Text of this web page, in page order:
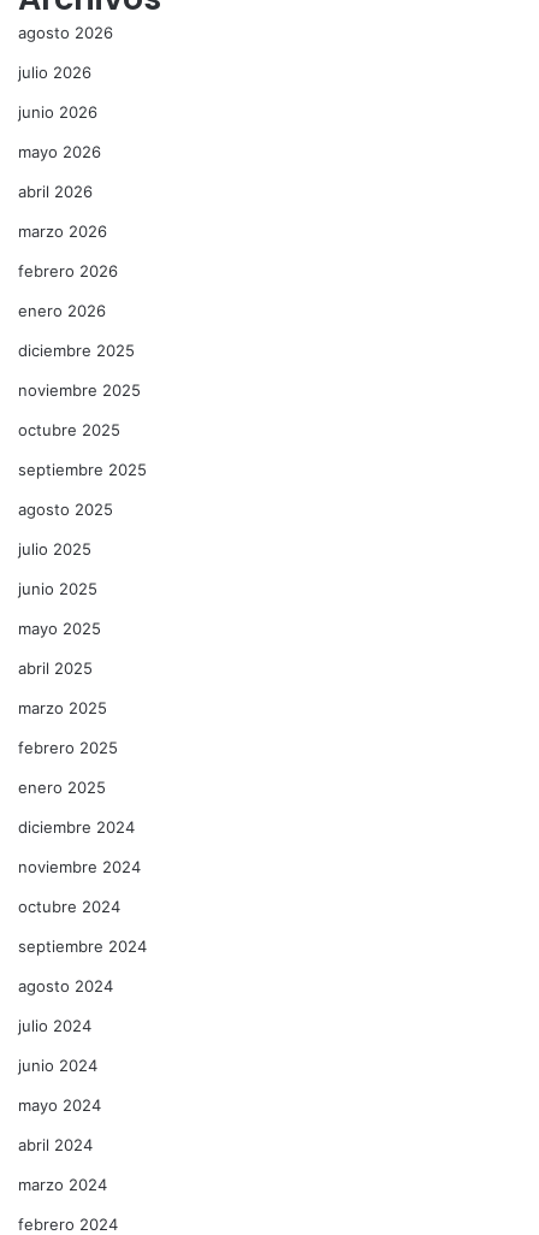
agosto 2026
julio 2026
junio 2026
mayo 2026
abril 2026
marzo 2026
febrero 2026
enero 2026
diciembre 2025
noviembre 2025
octubre 2025
septiembre 2025
agosto 2025
julio 2025
junio 2025
mayo 2025
abril 2025
marzo 2025
febrero 2025
enero 2025
diciembre 2024
noviembre 2024
octubre 2024
septiembre 2024
agosto 2024
julio 2024
junio 2024
mayo 2024
abril 2024
marzo 2024
febrero 2024